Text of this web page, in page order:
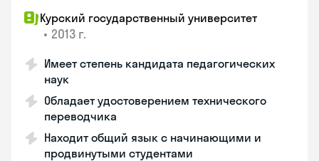
Курский государственный университет
• 2013 г.
Имеет степень кандидата педагогических
наук
Обладает удостоверением технического
переводчика
Находит общий язык с начинающими и
продвинутыми студентами